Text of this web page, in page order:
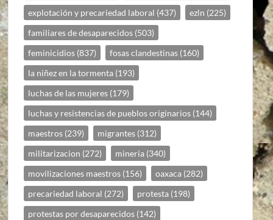
explotación y precariedad laboral (437) ezln (225)
familiares de desaparecidos (503)
feminicidios (837) fosas clandestinas (160)
la niñez en la tormenta (193)
luchas de las mujeres (179)
luchas y resistencias de pueblos originarios (144)
maestros (239) migrantes (312)
militarizacion (272) mineria (340)
movilizaciones maestros (156) oaxaca (282)
precariedad laboral (272) protesta (198)
protestas por desaparecidos (142)